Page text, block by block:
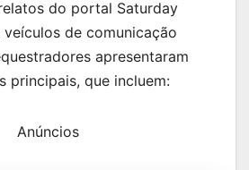
do portal Saturday
de comunicação
apresentaram
principais, que incluem:
Anúncios